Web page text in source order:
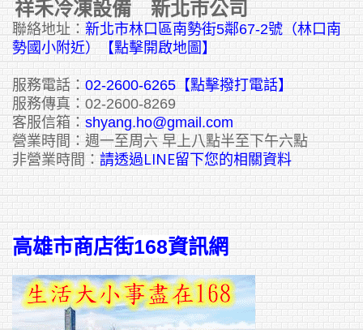
祥禾冷凍設備 新北市公司
聯絡地址： 新北市林口區南勢街5鄰67-2號（林口南
勢國小附近）【點擊開啟地圖】
服務電話： 02-2600-6265 【點擊撥打電話】
服務傳真：02-2600-8269
客服信箱： shyang.ho@gmail.com
營業時間：週一至周六 早上八點半至下午六點
非營業時間： 請透過LINE留下您的相關資料
高雄市商店街168資訊網